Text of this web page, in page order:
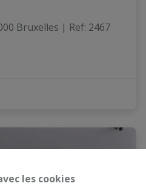
les cookies
Bruxelles | Ref: 2467